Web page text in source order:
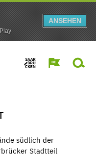
ANSEHEN
südlich der
Stadtteil